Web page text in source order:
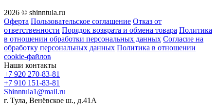
2026 © shinntula.ru
Оферта Пользовательское соглашение Отказ от
ответственности Порядок возврата и обмена товара Политика
в отношении обработки персональных данных Согласие на
обработку персональных данных Политика в отношении
cookie-файлов
Наши контакты
+7 920 270-83-81
+7 910 151-83-81
Shinntula1@mail.ru
г. Тула, Венёвское ш., д.41А